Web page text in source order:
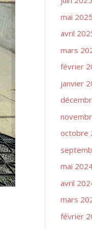
mai 2025
avril
mars
février
janvier
octobre
mai
avril
mars
février